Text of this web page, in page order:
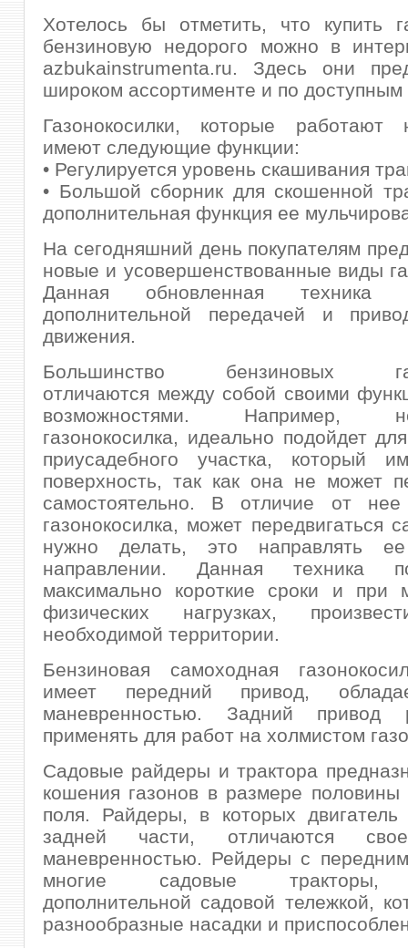
Хотелось бы отметить, что купить
бензиновую недорого можно в
azbukainstrumenta.ru. Здесь они
широком ассортименте и по
Газонокосилки, которые работают
имеют следующие функции:
• Регулируется уровень скашивания
• Большой сборник для скошенной
дополнительная функция ее
На сегодняшний день покупателям
новые и усовершенствованные виды
Данная обновленная техника
дополнительной передачей и
движения.
Большинство бензиновых
отличаются между собой своими
возможностями. Например,
газонокосилка, идеально подойдет
приусадебного участка, который
поверхность, так как она не может
самостоятельно. В отличие от нее
газонокосилка, может передвигаться
нужно делать, это направлять
направлении. Данная техника
максимально короткие сроки и при
физических нагрузках,
необходимой территории.
Бензиновая самоходная
имеет передний привод,
маневренностью. Задний привод
применять для работ на холмистом
Садовые райдеры и трактора
кошения газонов в размере половины
поля. Райдеры, в которых двигатель
задней части, отличаются
маневренностью. Рейдеры с
многие садовые тракторы,
дополнительной садовой тележкой,
разнообразные насадки и